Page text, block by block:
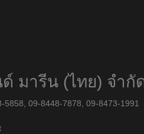
มารีน (ไทย) จำกั
5858, 09-8448-7878, 09-8473-1991